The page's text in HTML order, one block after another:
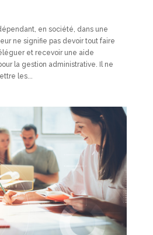
en société, dans une
ne signifie pas devoir tout faire
et recevoir une aide
la gestion administrative. Il ne
les...